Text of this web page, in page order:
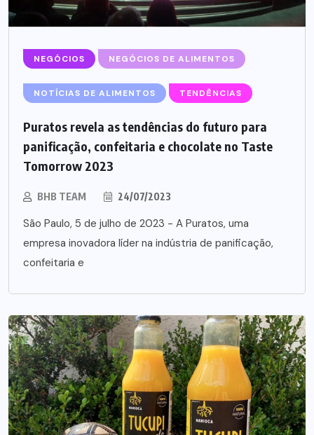
NEGÓCIOS NEGÓCIOS DE ALIMENTOS
NOTÍCIAS DE ALIMENTOS TENDÊNCIAS
Puratos revela as tendências do futuro para
panificação, confeitaria e chocolate no Taste
Tomorrow 2023
BHB TEAM 24/07/2023
São Paulo, 5 de julho de 2023 - A Puratos, uma
empresa inovadora líder na indústria de panificação,
confeitaria e